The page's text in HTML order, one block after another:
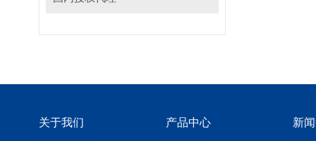
关于我们 产品中心 新